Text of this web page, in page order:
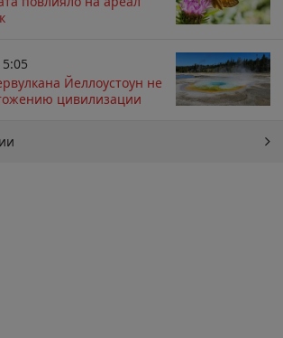
Йеллоустоун не
цивилизации